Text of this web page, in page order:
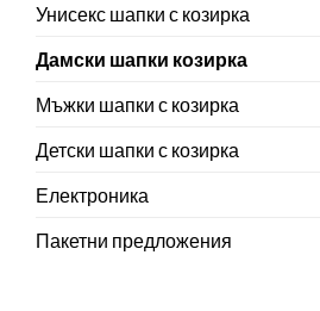
Унисекс шапки с козирка
Дамски шапки козирка
Мъжки шапки с козирка
Детски шапки с козирка
Електроника
Пакетни предложения